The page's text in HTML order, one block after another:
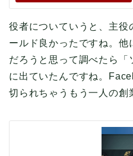
役者についていうと、主役
ールド良かったですね。他
だろうと思って調べたら「
に出ていたんですね。
切られちゃうもう一人の創